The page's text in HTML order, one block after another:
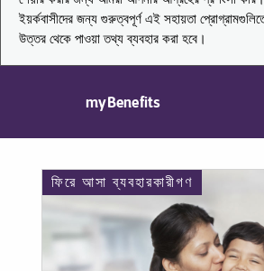
ইয়র্কবাসীদের জন্য গুরুত্বপূর্ণ এই সহায়তা
উত্তর থেকে পাওয়া তথ্য ব্যবহার করা হবে।
myBenefits
ফিরে আসা ব্যবহারকারীগণ